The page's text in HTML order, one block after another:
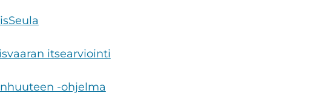
itsearviointi
-ohjelma